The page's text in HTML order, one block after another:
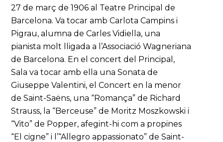
27 de març de 1906 al Teatre Principal de
Barcelona. Va tocar amb Carlota Campins i
Pigrau, alumna de Carles Vidiella, una
pianista molt lligada a l’Associació Wagneriana
de Barcelona. En el concert del Principal,
Sala va tocar amb ella una Sonata de
Giuseppe Valentini, el Concert en la menor
de Saint-Saëns, una “Romança” de Richard
Strauss, la “Berceuse” de Moritz Moszkowski i
“Vito” de Popper, afegint-hi com a propines
“El cigne” i l’“Allegro appassionato” de Saint-